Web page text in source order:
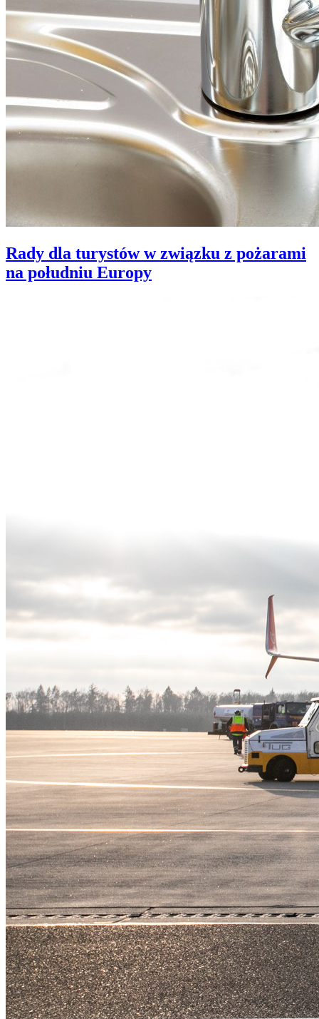
Rady dla turystów w związku z pożarami
na południu Europy